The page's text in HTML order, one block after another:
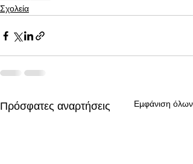
Σχολεία
Πρόσφατες αναρτήσεις Εμφάνιση όλων